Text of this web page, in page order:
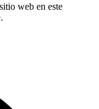
web en este